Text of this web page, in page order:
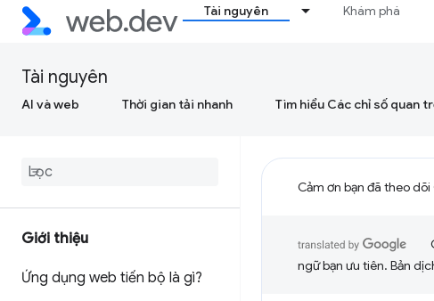
Tài nguyên Khám phá
Tài nguyên
AI và web Thời gian tải nhanh Tìm hiểu Các chỉ số quan
Giới thiệu
Ứng dụng web tiến bộ là gì?
Cảm ơn bạn đã theo
ngữ bạn ưu tiên. Bản